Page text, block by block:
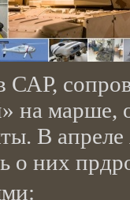
САР,
на марше,
В апреле
о них